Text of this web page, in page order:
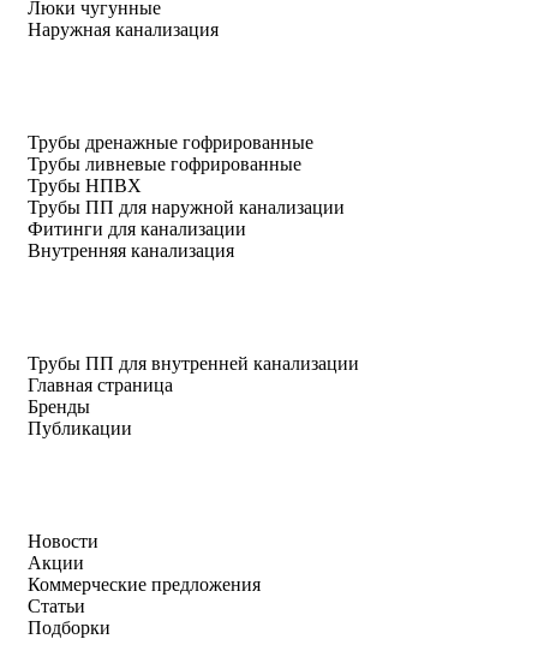
Люки чугунные
Наружная канализация
Трубы дренажные гофрированные
Трубы ливневые гофрированные
Трубы НПВХ
Трубы ПП для наружной канализации
Фитинги для канализации
Внутренняя канализация
Трубы ПП для внутренней канализации
Главная страница
Бренды
Публикации
Новости
Акции
Коммерческие предложения
Статьи
Подборки